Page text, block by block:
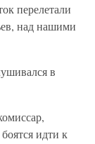
перелетали
над нашими
в
идти к